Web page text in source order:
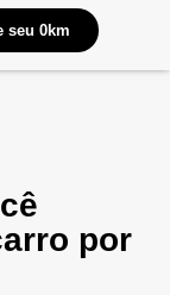
seu 0km
por